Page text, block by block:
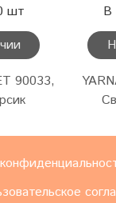
шт
90033,
В